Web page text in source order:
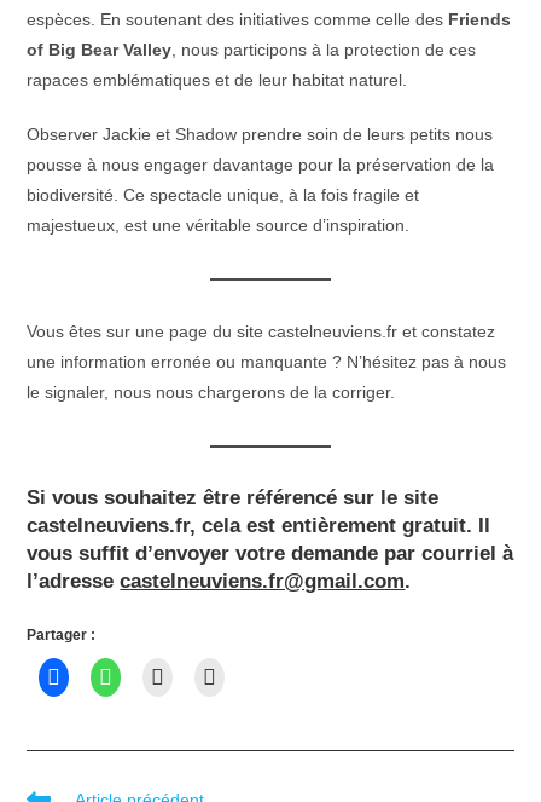
espèces. En soutenant des initiatives comme celle des Friends
of Big Bear Valley , nous participons à la protection de ces
rapaces emblématiques et de leur habitat naturel.
Observer Jackie et Shadow prendre soin de leurs petits nous
pousse à nous engager davantage pour la préservation de la
biodiversité. Ce spectacle unique, à la fois fragile et
majestueux, est une véritable source d’inspiration.
Vous êtes sur une page du site castelneuviens.fr et constatez
une information erronée ou manquante ? N’hésitez pas à nous
le signaler, nous nous chargerons de la corriger.
Si vous souhaitez être référencé sur le site
castelneuviens.fr, cela est entièrement gratuit. Il
vous suffit d’envoyer votre demande par courriel à
l’adressecastelneuviens.fr@gmail.com.
Partager :